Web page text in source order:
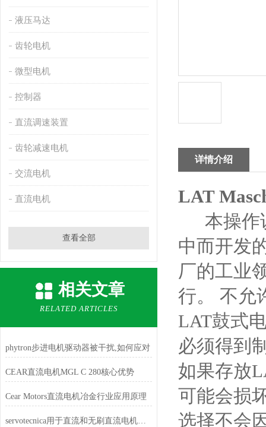
液压马达
齿轮电机
微型电机
控制器
直流调速装置
齿轮减速电机
交流电机
直流电机
查看全部
相关文章
RELATED ARTICLES
phytron步进电机驱动器被干扰,如何应对
CEAR直流电机MGL C 280核心优势
Cear Motors直流电机冶金行业应用原理
servotecnica用于直流和无刷直流电机的数字驱动器
详情介绍
LAT
本操作
中而开发
厂的工业
行。
不允
LAT鼓式
必须得到
如果存放
可能会损
选择不会